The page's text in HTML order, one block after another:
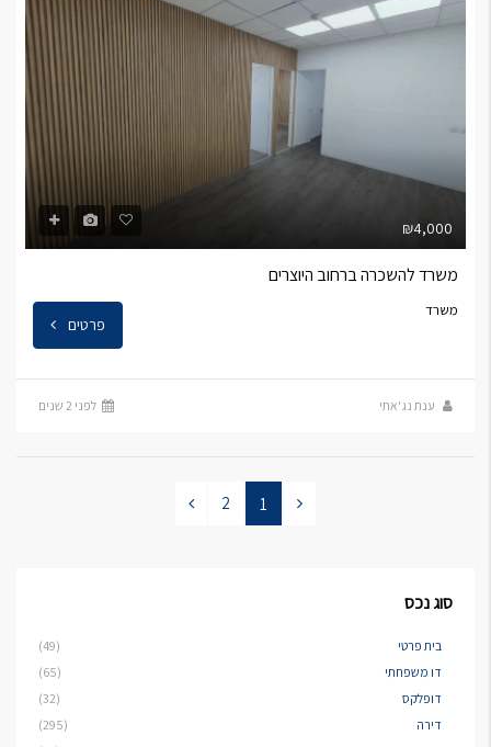
₪4,000
משרד להשכרה ברחוב היוצרים
משרד
פרטים
ענת נג'אתי לפני 2 שנים
1
2
סוג נכס
בית פרטי
(49)
דו משפחתי
(65)
דופלקס
(32)
דירה
(295)